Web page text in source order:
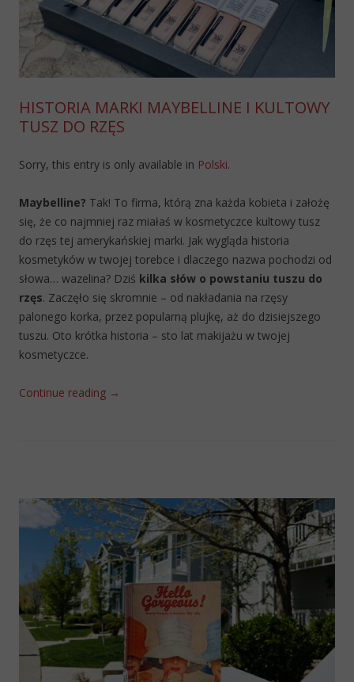
HISTORIA MARKI MAYBELLINE I KULTOWY
TUSZ DO RZĘS
Sorry, this entry is only available in Polski.
Maybelline? Tak! To firma, którą zna każda kobieta i założę
się, że co najmniej raz miałaś w kosmetyczce kultowy tusz
do rzęs tej amerykańskiej marki. Jak wygląda historia
kosmetyków w twojej torebce i dlaczego nazwa pochodzi od
słowa… wazelina? Dziś kilka słów o powstaniu tuszu do
rzęs. Zaczęło się skromnie – od nakładania na rzęsy
palonego korka, przez popularną plujkę, aż do dzisiejszego
tuszu. Oto krótka historia – sto lat makijażu w twojej
kosmetyczce.
Continue reading →